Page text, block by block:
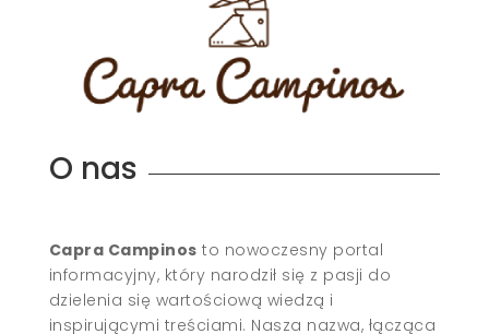
O nas
Capra Campinos to nowoczesny portal
informacyjny, który narodził się z pasji do
dzielenia się wartościową wiedzą i
inspirującymi treściami. Nasza nazwa, łącząca